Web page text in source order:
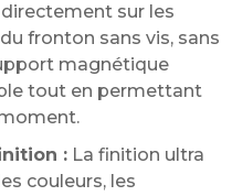
sur les
fronton sans vis, sans
magnétique
tout en permettant
: La finition ultra
couleurs, les